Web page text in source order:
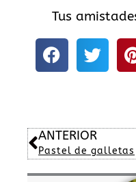
Tus
Ant
ANTERIOR
Pastel de galletas